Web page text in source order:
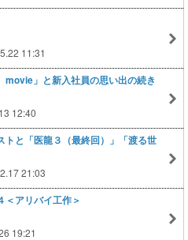
11:31
」と新入社員の思い出の続き
12:40
トと「医龍３（最終回）」「渡る世
21:03
＜アリバイ工作＞
19:21